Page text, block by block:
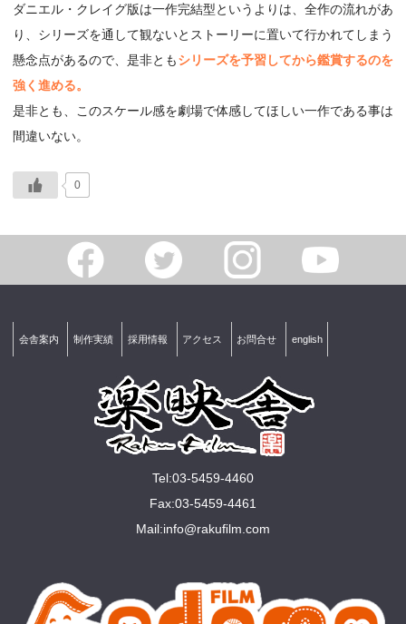
ダニエル・クレイグ版は一作完結型というよりは、全作の流れがあ
り、シリーズを通して観ないとストーリーに置いて行かれてしまう
懸念点があるので、是非ともシリーズを予習してから鑑賞するのを
強く進める。
是非とも、このスケール感を劇場で体感してほしい一作である事は
間違いない。
0
会舎案内 制作実績 採用情報 アクセス お問合せ english
Tel:03-5459-4460
Fax:03-5459-4461
Mail:info@rakuﬁlm.com